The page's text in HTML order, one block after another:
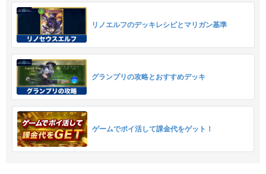
リノエルフのデッキレシピとマリガン基準
グランプリの攻略とおすすめデッキ
ゲームでポイ活して課金代をゲット！